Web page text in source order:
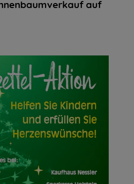
auf